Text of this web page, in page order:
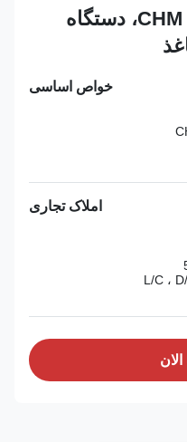
دستگاه برش رول کاغذ CHM، دستگاه
خواص اساسی
املاک تجاری